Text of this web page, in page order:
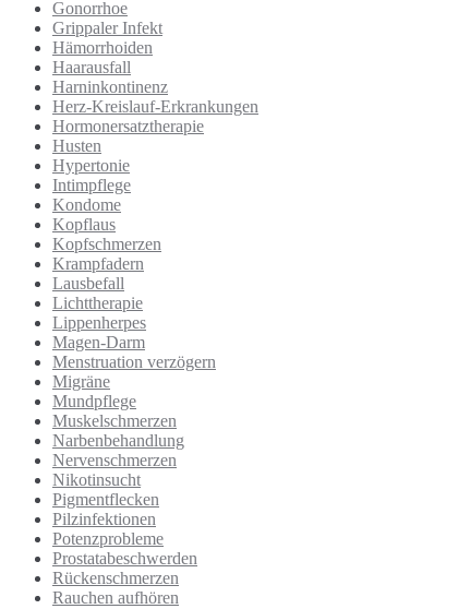
Gonorrhoe
Grippaler Infekt
Hämorrhoiden
Haarausfall
Harninkontinenz
Herz-Kreislauf-Erkrankungen
Hormonersatztherapie
Husten
Hypertonie
Intimpflege
Kondome
Kopflaus
Kopfschmerzen
Krampfadern
Lausbefall
Lichttherapie
Lippenherpes
Magen-Darm
Menstruation verzögern
Migräne
Mundpflege
Muskelschmerzen
Narbenbehandlung
Nervenschmerzen
Nikotinsucht
Pigmentflecken
Pilzinfektionen
Potenzprobleme
Prostatabeschwerden
Rückenschmerzen
Rauchen aufhören